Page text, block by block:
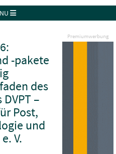
Premiumwerbung
-pakete
des
–
Post,
und
V.